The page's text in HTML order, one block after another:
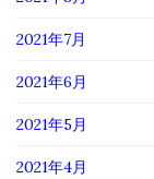
2021年7月
2021年6月
2021年5月
2021年4月